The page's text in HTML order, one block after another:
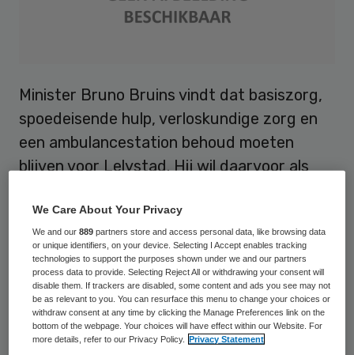
Minister Bruno Bruins vindt dat basiszorg,
spoedeisende hulp, verloskundige zorg en
een ambulancestation behoud moeten
blijven voor Lelystad. Hij wil daarvoor als
heeft daarvoor wel tijd nodig: binnen twee
tot drie weken zal er meer duidelijkheid zijn.
Dat is op 31 oktober de enige concrete
uitkomst van het debat over het
faillissement van MC Slotervaart en MC
IJsselmeerziekenhuizen. Bijna alle partijen
We Care About Your Privacy
We and our889 partners store and access personal data, like browsing data
or unique identifiers, on your device. Selecting I Accept enables tracking
technologies to support the purposes shown under we and our partners
process data to provide. Selecting Reject All or withdrawing your consent will
disable them. If trackers are disabled, some content and ads you see may not
be as relevant to you. You can resurface this menu to change your choices or
withdraw consent at any time by clicking the Manage Preferences link on the
bottom of the webpage. Your choices will have effect within our Website. For
more details, refer to our Privacy Policy.
Privacy Statement